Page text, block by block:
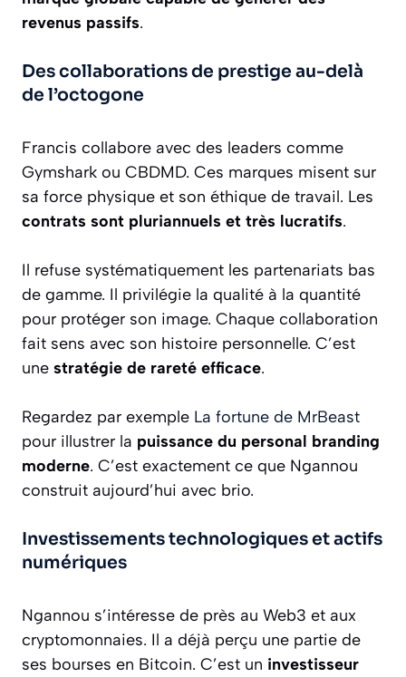
revenus passifs.
Des collaborations de prestige au-delà
de l’octogone
Francis collabore avec des leaders comme
Gymshark ou CBDMD. Ces marques misent sur
sa force physique et son éthique de travail. Les
contrats sont pluriannuels et très lucratifs.
Il refuse systématiquement les partenariats bas
de gamme. Il privilégie la qualité à la quantité
pour protéger son image. Chaque collaboration
fait sens avec son histoire personnelle. C’est
une stratégie de rareté efficace.
Regardez par exemple La fortune de MrBeast
pour illustrer la puissance du personal branding
moderne. C’est exactement ce que Ngannou
construit aujourd’hui avec brio.
Investissements technologiques et actifs
numériques
Ngannou s’intéresse de près au Web3 et aux
cryptomonnaies. Il a déjà perçu une partie de
ses bourses en Bitcoin. C’est un investisseur